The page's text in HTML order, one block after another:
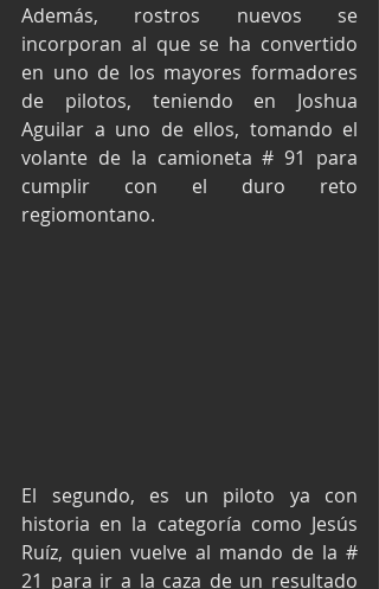
Además, rostros nuevos se
incorporan al que se ha convertido
en uno de los mayores formadores
de pilotos, teniendo en Joshua
Aguilar a uno de ellos, tomando el
volante de la camioneta # 91 para
cumplir con el duro reto
regiomontano.
El segundo, es un piloto ya con
historia en la categoría como Jesús
Ruíz, quien vuelve al mando de la #
21 para ir a la caza de un resultado